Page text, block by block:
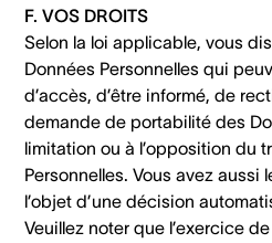
F. VOS DROITS
Selon la loi applicable, vous
Données Personnelles qui
d’accès, d’être informé, de
demande de portabilité des
limitation ou à l’opposition du
Personnelles. Vous avez
l’objet d’une décision
Veuillez noter que l’exercice